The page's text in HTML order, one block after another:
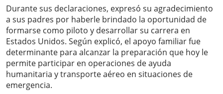
Durante sus declaraciones, expresó su agradecimiento
a sus padres por haberle brindado la oportunidad de
formarse como piloto y desarrollar su carrera en
Estados Unidos. Según explicó, el apoyo familiar fue
determinante para alcanzar la preparación que hoy le
permite participar en operaciones de ayuda
humanitaria y transporte aéreo en situaciones de
emergencia.